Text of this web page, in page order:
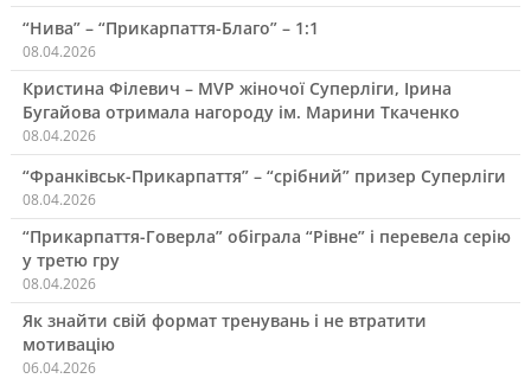
“Нива” – “Прикарпаття-Благо” – 1:1
08.04.2026
Кристина Філевич – MVP жіночої Суперліги, Ірина
Бугайова отримала нагороду ім. Марини Ткаченко
08.04.2026
“Франківськ-Прикарпаття” – “срібний” призер Суперліги
08.04.2026
“Прикарпаття-Говерла” обіграла “Рівне” і перевела серію
у третю гру
08.04.2026
Як знайти свій формат тренувань і не втратити
мотивацію
06.04.2026